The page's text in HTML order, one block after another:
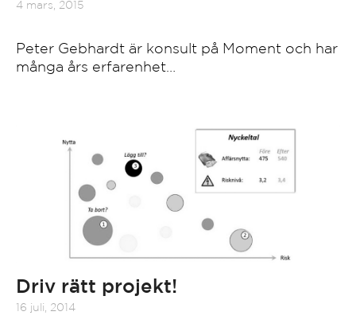
4 mars, 2015
Peter Gebhardt är konsult på Moment och har
många års erfarenhet…
Driv rätt projekt!
16 juli, 2014